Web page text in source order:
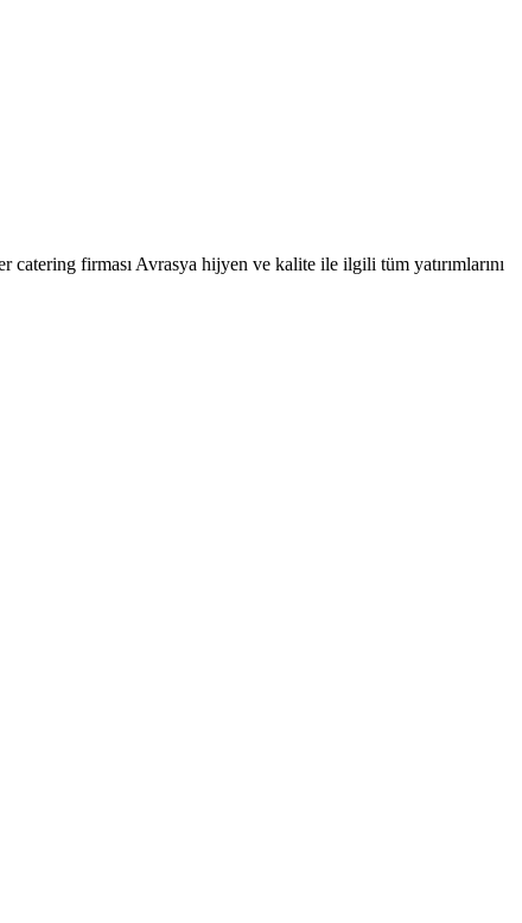
firması Avrasya hijyen ve kalite ile ilgili tüm yatırımlarını